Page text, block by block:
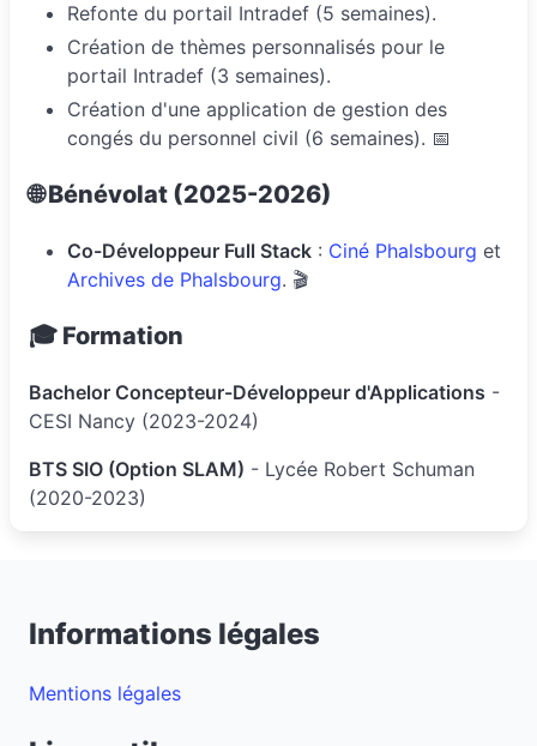
Refonte du portail Intradef (5 semaines).
Création de thèmes personnalisés pour le
portail Intradef (3 semaines).
Création d'une application de gestion des
congés du personnel civil (6 semaines). 📅
🌐 Bénévolat (2025-2026)
Co-Développeur Full Stack : Ciné Phalsbourg et
Archives de Phalsbourg. 🎬
🎓 Formation
Bachelor Concepteur-Développeur d'Applications -
CESI Nancy (2023-2024)
BTS SIO (Option SLAM) - Lycée Robert Schuman
(2020-2023)
Informations légales
Mentions légales